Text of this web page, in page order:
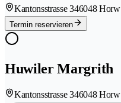
Kantonsstrasse 346048 Horw
Termin reservieren
Huwiler Margrith
Kantonsstrasse 346048 Horw